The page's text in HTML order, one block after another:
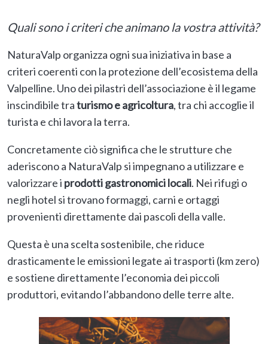
Quali sono i criteri che animano la vostra attività?
NaturaValp organizza ogni sua iniziativa in base a
criteri coerenti con la protezione dell’ecosistema della
Valpelline. Uno dei pilastri dell’associazione è il legame
inscindibile traturismo e agricoltura, tra chi accoglie il
turista e chi lavora la terra.
Concretamente ciò significa che le strutture che
aderiscono a NaturaValp si impegnano a utilizzare e
valorizzare i prodotti gastronomici locali. Nei rifugi o
negli hotel si trovano formaggi, carni e ortaggi
provenienti direttamente dai pascoli della valle.
Questa è una scelta sostenibile, che riduce
drasticamente le emissioni legate ai trasporti (km zero)
e sostiene direttamente l’economia dei piccoli
produttori, evitando l’abbandono delle terre alte.